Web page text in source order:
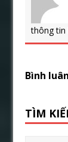
thông tin
Bình
TÌM